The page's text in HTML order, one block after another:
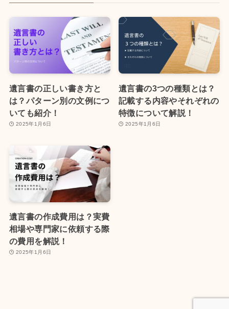
遺言書の正しい書き方と
は？パターン別の文例につ
いても紹介！
2025年1月6日
遺言書の3つの種類とは？
記載する内容やそれぞれの
特徴について解説！
2025年1月6日
遺言書の作成費用は？実費
相場や専門家に依頼する際
の費用を解説！
2025年1月6日